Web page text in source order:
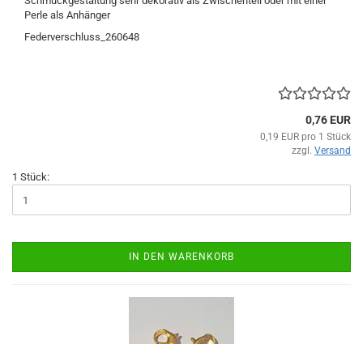
Perle als Anhänger
Federverschluss_260648
0,76 EUR
0,19 EUR pro 1 Stück
zzgl. Versand
1 Stück:
IN DEN WARENKORB